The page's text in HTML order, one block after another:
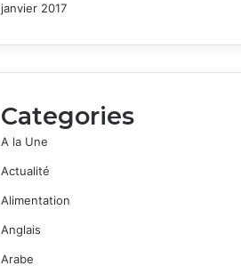
janvier 2017
Categories
A la Une
Actualité
Alimentation
Anglais
Arabe